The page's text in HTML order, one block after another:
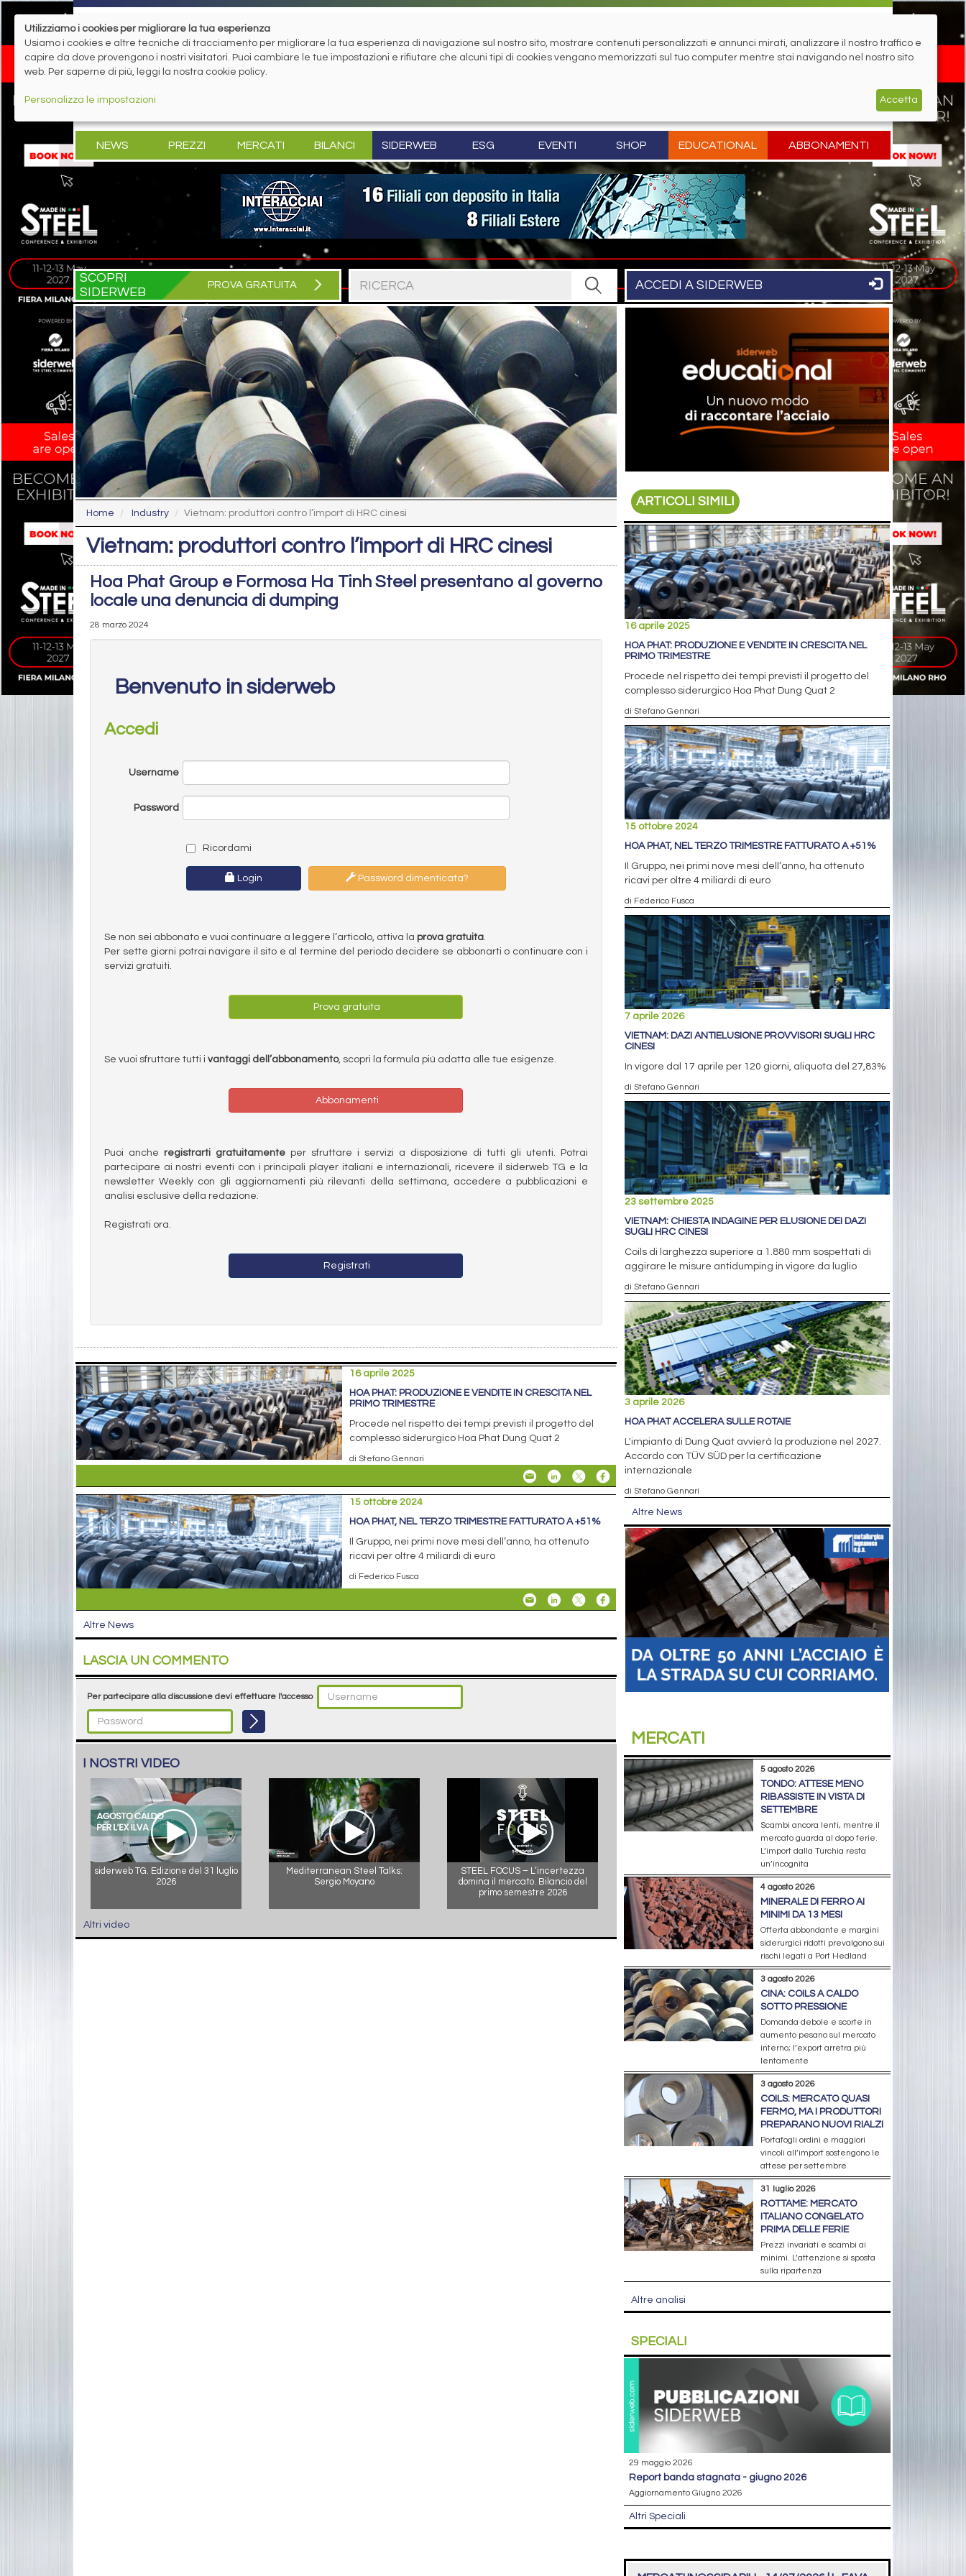
NEWS PREZZI MERCATI BILANCI SIDERWEB ESG EVENTI SHOP EDUCATIONAL ABBONAMENTI
SCOPRI
SIDERWEB
PROVA GRATUITA ACCEDI A SIDERWEB
Home Industry Vietnam: produttori contro l’import di HRC cinesi
Vietnam: produttori contro l’import di HRC cinesi
Hoa Phat Group e Formosa Ha Tinh Steel presentano al governo
locale una denuncia di dumping
28 marzo 2024
Benvenuto in siderweb
Accedi
Username
Password
Ricordami
Login Password dimenticata?
Se non sei abbonato e vuoi continuare a leggere l’articolo, attiva la prova gratuita.
Per sette giorni potrai navigare il sito e al termine del periodo decidere se abbonarti o continuare con i
servizi gratuiti.
Prova gratuita
Se vuoi sfruttare tutti i vantaggi dell’abbonamento, scopri la formula più adatta alle tue esigenze.
Abbonamenti
Puoi anche registrarti gratuitamenteper sfruttare i servizi a disposizione di tutti gli utenti. Potrai
partecipare ai nostri eventi con i principali player italiani e internazionali, ricevere il siderweb TG e la
newsletter Weekly con gli aggiornamenti più rilevanti della settimana, accedere a pubblicazioni e
analisi esclusive della redazione.
Registrati ora.
Registrati
16 aprile 2025
HOA PHAT: PRODUZIONE E VENDITE IN CRESCITA NEL
PRIMO TRIMESTRE
Procede nel rispetto dei tempi previsti il progetto del
complesso siderurgico Hoa Phat Dung Quat 2
di Stefano Gennari
15 ottobre 2024
HOA PHAT, NEL TERZO TRIMESTRE FATTURATO A +51%
Il Gruppo, nei primi nove mesi dell’anno, ha ottenuto
ricavi per oltre 4 miliardi di euro
di Federico Fusca
Altre News
LASCIA UN COMMENTO
Per partecipare alla discussione devi effettuare l'accesso
I NOSTRI VIDEO
siderweb TG. Edizione del 31 luglio
2026
Mediterranean Steel Talks:
Sergio Moyano
STEEL FOCUS – L’incertezza
domina il mercato. Bilancio del
primo semestre 2026
Altri video
ARTICOLI SIMILI
16 aprile 2025
HOA PHAT: PRODUZIONE E VENDITE IN CRESCITA NEL
PRIMO TRIMESTRE
Procede nel rispetto dei tempi previsti il progetto del
complesso siderurgico Hoa Phat Dung Quat 2
di Stefano Gennari
15 ottobre 2024
HOA PHAT, NEL TERZO TRIMESTRE FATTURATO A +51%
Il Gruppo, nei primi nove mesi dell’anno, ha ottenuto
ricavi per oltre 4 miliardi di euro
di Federico Fusca
7 aprile 2026
VIETNAM: DAZI ANTIELUSIONE PROVVISORI SUGLI HRC
CINESI
In vigore dal 17 aprile per 120 giorni, aliquota del 27,83%
di Stefano Gennari
23 settembre 2025
VIETNAM: CHIESTA INDAGINE PER ELUSIONE DEI DAZI
SUGLI HRC CINESI
Coils di larghezza superiore a 1.880 mm sospettati di
aggirare le misure antidumping in vigore da luglio
di Stefano Gennari
3 aprile 2026
HOA PHAT ACCELERA SULLE ROTAIE
L'impianto di Dung Quat avvierà la produzione nel 2027.
Accordo con TÜV SÜD per la certificazione
internazionale
di Stefano Gennari
Altre News
MERCATI
5 agosto 2026
TONDO: ATTESE MENO
RIBASSISTE IN VISTA DI
SETTEMBRE
Scambi ancora lenti, mentre il
mercato guarda al dopo ferie.
L’import dalla Turchia resta
un’incognita
4 agosto 2026
MINERALE DI FERRO AI
MINIMI DA 13 MESI
Offerta abbondante e margini
siderurgici ridotti prevalgono sui
rischi legati a Port Hedland
3 agosto 2026
CINA: COILS A CALDO
SOTTO PRESSIONE
Domanda debole e scorte in
aumento pesano sul mercato
interno; l’export arretra più
lentamente
3 agosto 2026
COILS: MERCATO QUASI
FERMO, MA I PRODUTTORI
PREPARANO NUOVI RIALZI
Portafogli ordini e maggiori
vincoli all’import sostengono le
attese per settembre
31 luglio 2026
ROTTAME: MERCATO
ITALIANO CONGELATO
PRIMA DELLE FERIE
Prezzi invariati e scambi ai
minimi. L’attenzione si sposta
sulla ripartenza
Altre analisi
SPECIALI
29 maggio 2026
report banda stagnata - giugno 2026
Aggiornamento Giugno 2026
Altri Speciali
Utilizziamo i cookies per migliorare la tua esperienza
Usiamo i cookies e altre tecniche di tracciamento per migliorare la tua esperienza di navigazione sul nostro sito, mostrare contenuti personalizzati e annunci mirati, analizzare il nostro traffico e
capire da dove provengono i nostri visitatori. Puoi cambiare le tue impostazioni e rifiutare che alcuni tipi di cookies vengano memorizzati sul tuo computer mentre stai navigando nel nostro sito
web. Per saperne di più, leggi la nostra cookie policy.
Personalizza le impostazioni Accetta